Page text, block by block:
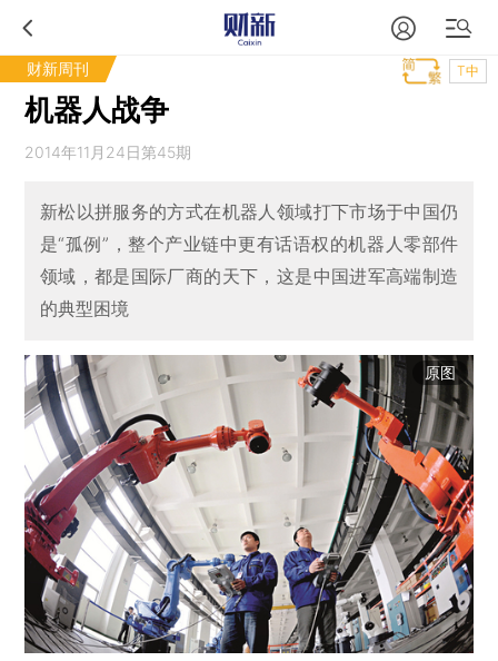
财新周刊 T中
机器人战争
2014年11月24日第45期
新松以拼服务的方式在机器人领域打下市场于中国仍
是“孤例”，整个产业链中更有话语权的机器人零部件
领域，都是国际厂商的天下，这是中国进军高端制造
的典型困境
原图